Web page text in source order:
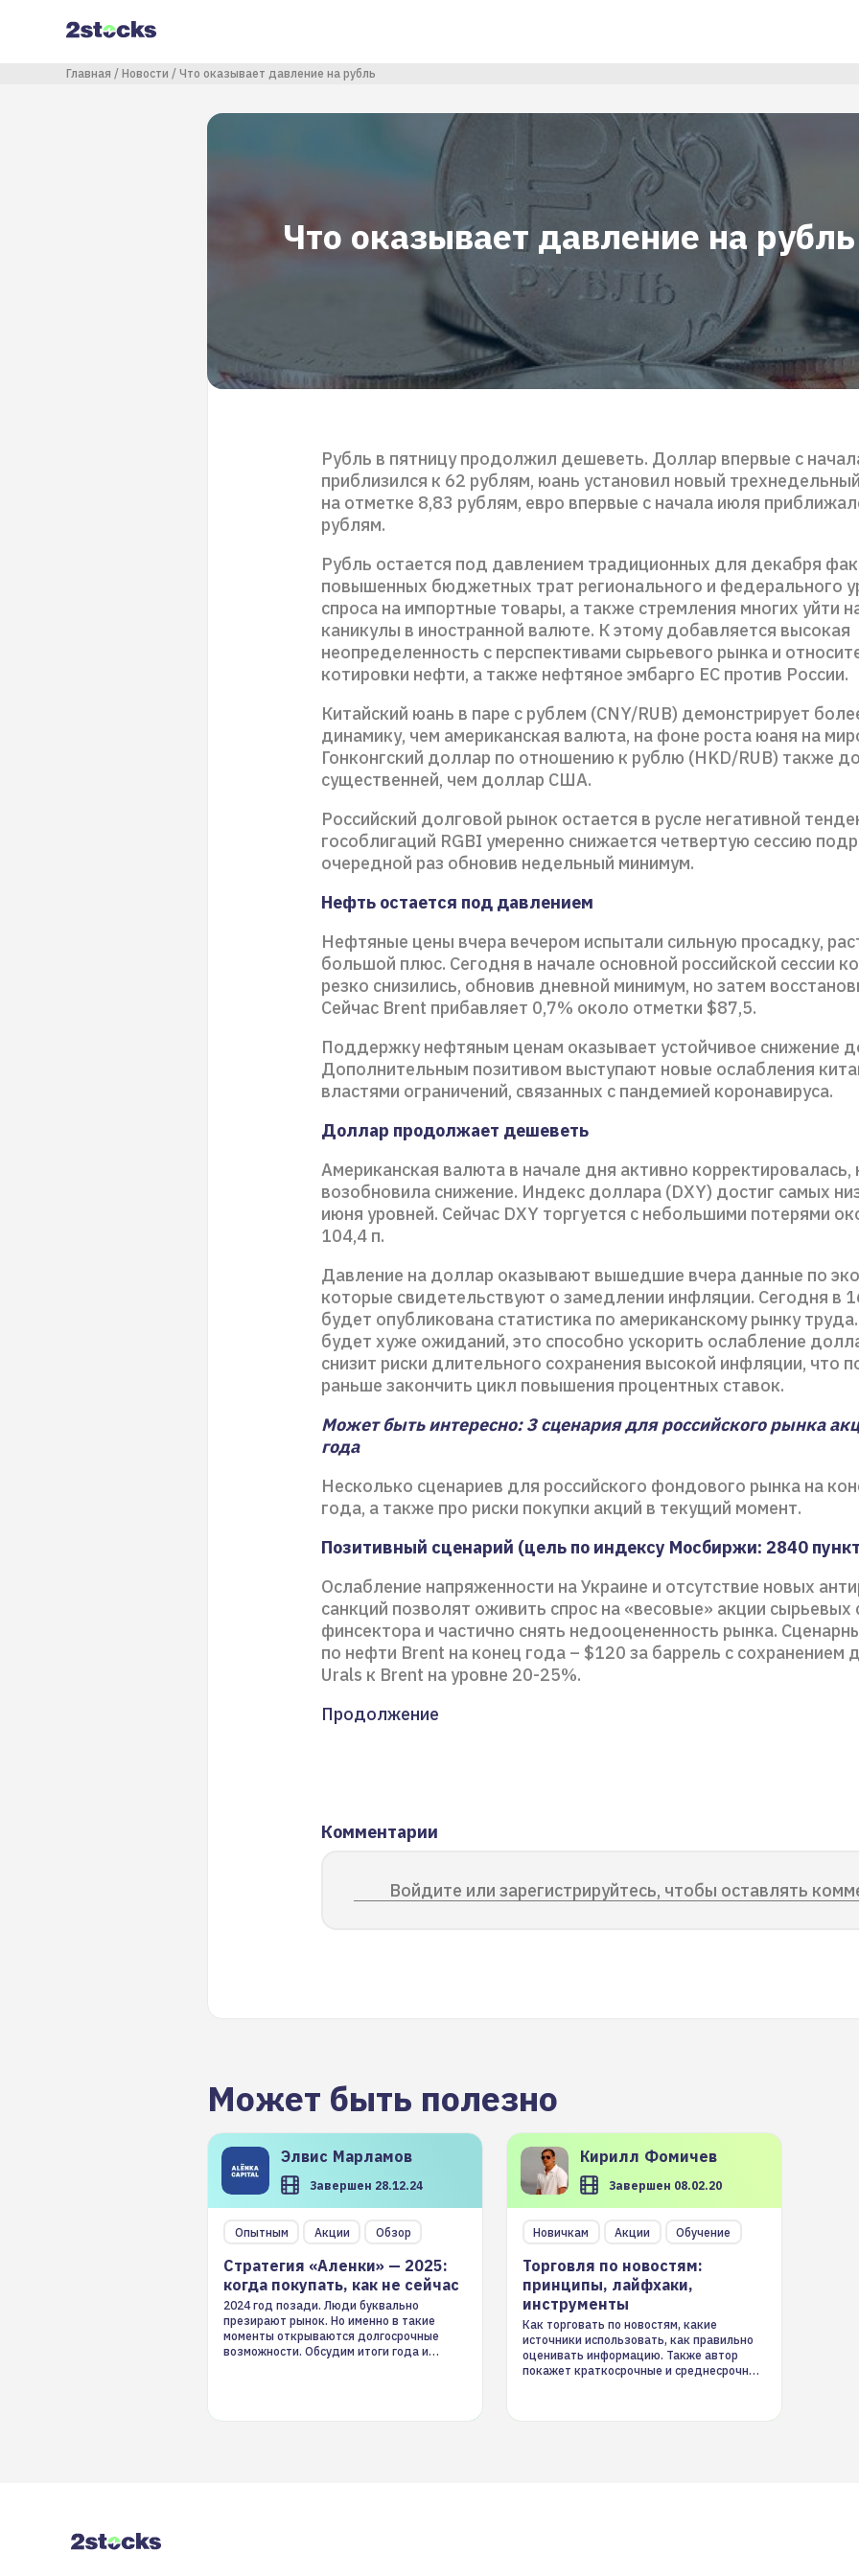
содержанию
Строка навигации
Главная Новости Что оказывает давление на рубль
Что оказывает давление на рубль
Рубль в пятницу продолжил дешеветь. Доллар впервые с
приблизился к 62 рублям, юань установил новый
на отметке 8,83 рублям, евро впервые с начала июля
рублям.
Рубль остается под давлением традиционных для декабря
повышенных бюджетных трат регионального и федерального
спроса на импортные товары, а также стремления многих уйти
каникулы в иностранной валюте. К этому добавляется высокая
неопределенность с перспективами сырьевого рынка и
котировки нефти, а также нефтяное эмбарго ЕС против России.
Китайский юань в паре с рублем (CNY/RUB) демонстрирует
динамику, чем американская валюта, на фоне роста юаня на
Гонконгский доллар по отношению к рублю (HKD/RUB) также
существенней, чем доллар США.
Российский долговой рынок остается в русле негативной
гособлигаций RGBI умеренно снижается четвертую сессию
очередной раз обновив недельный минимум.
Нефть остается под давлением
Нефтяные цены вчера вечером испытали сильную просадку,
большой плюс. Сегодня в начале основной российской сессии
резко снизились, обновив дневной минимум, но затем
Сейчас Brent прибавляет 0,7% около отметки $87,5.
Поддержку нефтяным ценам оказывает устойчивое снижение
Дополнительным позитивом выступают новые ослабления
властями ограничений, связанных с пандемией коронавируса.
Доллар продолжает дешеветь
Американская валюта в начале дня активно корректировалась,
возобновила снижение. Индекс доллара (DXY) достиг самых
июня уровней. Сейчас DXY торгуется с небольшими потерями
104,4 п.
Давление на доллар оказывают вышедшие вчера данные по
которые свидетельствуют о замедлении инфляции. Сегодня в
будет опубликована статистика по американскому рынку
будет хуже ожиданий, это способно ускорить ослабление
снизит риски длительного сохранения высокой инфляции, что
раньше закончить цикл повышения процентных ставок.
Может быть интересно: 3 сценария для российского рынка
года
Несколько сценариев для российского фондового рынка на
года, а также про риски покупки акций в текущий момент.
Позитивный сценарий (цель по индексу Мосбиржи: 2840
Ослабление напряженности на Украине и отсутствие новых
санкций позволят оживить спрос на «весовые» акции сырьевых
финсектора и частично снять недооцененность рынка.
по нефти Brent на конец года – $120 за баррель с сохранением
Urals к Brent на уровне 20-25%.
Продолжение
Комментарии
Войдите или зарегистрируйтесь, чтобы оставлять
Может быть полезно
Элвис Марламов
Завершен 28.12.24
Опытным Акции Обзор
Стратегия «Аленки» — 2025:
когда покупать, как не сейчас
2024 год позади. Люди буквально
презирают рынок. Но именно в такие
моменты открываются долгосрочные
возможности. Обсудим итоги года и
Кирилл Фомичев
Завершен 08.02.20
Новичкам Акции Обучение
Торговля по новостям:
принципы, лайфхаки,
инструменты
Как торговать по новостям, какие
источники использовать, как правильно
оценивать информацию. Также автор
покажет краткосрочные и среднесрочные